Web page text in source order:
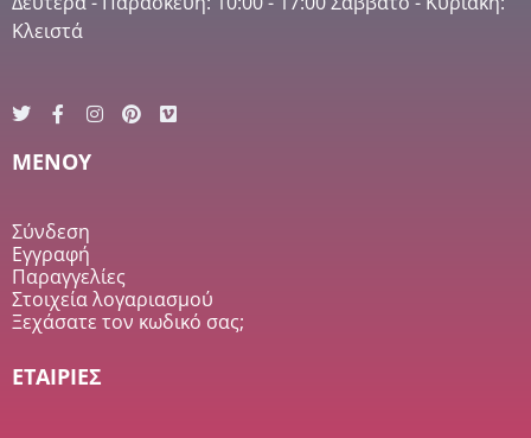
Κλειστά
MENOY
Σύνδεση
Εγγραφή
Παραγγελίες
Στοιχεία λογαριασμού
Ξεχάσατε τον κωδικό σας;
ΕΤΑΙΡΙΕΣ